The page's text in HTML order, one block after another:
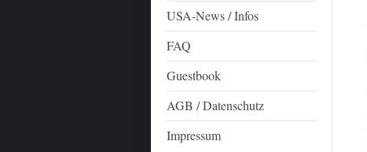
USA-News / Infos
FAQ
Guestbook
AGB / Datenschutz
Impressum